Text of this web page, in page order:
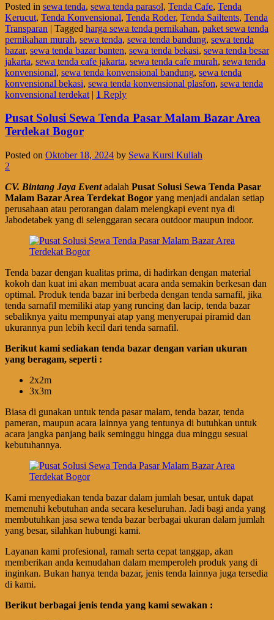
Posted in sewa tenda, sewa tenda parasol, Tenda Cafe, Tenda
Kerucut, Tenda Konvensional, Tenda Roder, Tenda Sailtents, Tenda
Transparan | Tagged harga sewa tenda pernikahan, paket sewa tenda
pernikahan murah, sewa tenda, sewa tenda bandung, sewa tenda
bazar, sewa tenda bazar banten, sewa tenda bekasi, sewa tenda besar
jakarta, sewa tenda cafe jakarta, sewa tenda cafe murah, sewa tenda
konvensional, sewa tenda konvensional bandung, sewa tenda
konvensional bekasi, sewa tenda konvensional plasfon, sewa tenda
konvensional terdekat | 1 Reply
Pusat Solusi Sewa Tenda Pasar Malam Bazar Area
Terdekat Bogor
Posted on Oktober 18, 2024 by Sewa Kursi Kuliah
2
CV. Bintang Jaya Eventadalah Pusat Solusi Sewa Tenda Pasar
Malam Bazar Area Terdekat Bogor yang menjadi andalan setiap
perusahaan atau perorangan dalam melengkapi event nya di
Jabodetabek yang di selenggaran secara outdoor maupun indoor.
Tenda bazar dengan kualitas prima, di hadirkan dengan material
kokoh dan kuat ini akan membuat acara anda semakin berkesan dan
optimal. Produk tenda bazar ini berbeda dengan tenda sarnafil, jika
tenda sarnafil memiliki atap yang runcing dan lacip, tenda bazar
sebaliknya yaitu mempunyai atap yang menyerupai piramid dan
ukurannya pun lebih kecil dari tenda sarnafil.
Berikut kami sediakan tenda bazar dengan varian ukuran
yang beragam, seperti :
2x2m
3x3m
Biasa di gunakan untuk tenda pasar malam, tenda bazar, tenda
pameran, maupun acara lainnya yang tentunya di butuhkan untuk
acara jangka panjang baik seminggu hingga dua minggu sesuai
kebutuhannya.
Kami menyediakan tenda bazar dalam jumlah besar, untuk dapat
memenuhi kebutuhan anda secara keseluruhan. Jadi bagi anda yang
membutuhkan jasa sewa tenda bazar berbagai ukuran dalam jumlah
yang besar, silahkan hubungi kami.
Layanan kami profesional, ramah serta cepat tanggap, akan
memberikan anda kemudahan dalam memperoleh produk yang di
inginkan. Bukan hanya tenda bazar, jenis tenda lainnya juga tersedia
di kami.
Berikut berbagai jenis tenda yang kami sewakan :